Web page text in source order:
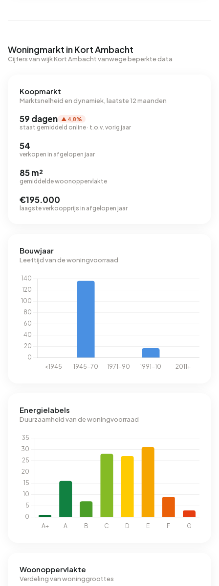
Woningmarkt in Kort Ambacht
Cijfers van wijk Kort Ambacht vanwege beperkte data
Koopmarkt
Marktsnelheid en dynamiek, laatste 12 maanden
59 dagen ▲ 4,8%
staat gemiddeld online · t.o.v. vorig jaar
54
verkopen in afgelopen jaar
85 m²
gemiddelde woonoppervlakte
€195.000
laagste verkoopprijs in afgelopen jaar
Bouwjaar
Leeftijd van de woningvoorraad
Energielabels
Duurzaamheid van de woningvoorraad
Woonoppervlakte
Verdeling van woninggroottes